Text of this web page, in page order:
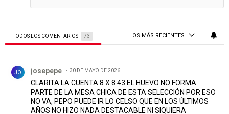
TODOS LOS COMENTARIOS 73 LOS MÁS RECIENTES
JO josepepe 30 DE MAYO DE 2026
CLARITA LA CUENTA 8 X 8 43 EL HUEVO NO FORMA
PARTE DE LA MESA CHICA DE ESTA SELECCIÓN POR ESO
NO VA, PEPO PUEDE IR LO CELSO QUE EN LOS ÚLTIMOS
AÑOS NO HIZO NADA DESTACABLE NI SIQUIERA